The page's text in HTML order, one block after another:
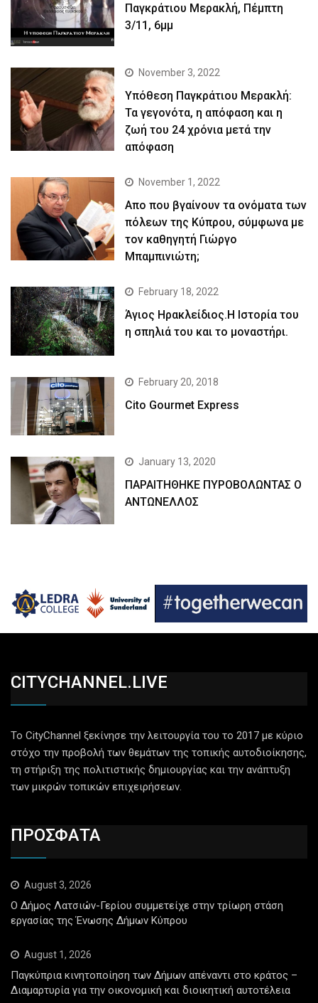
Παγκράτιου Μερακλή, Πέμπτη
3/11, 6μμ
November 3, 2022
Yπόθεση Παγκράτιου Μερακλή:
Τα γεγονότα, η απόφαση και η
ζωή του 24 χρόνια μετά την
απόφαση
November 1, 2022
Απο που βγαίνουν τα ονόματα των
πόλεων της Κύπρου, σύμφωνα με
τον καθηγητή Γιώργο
Μπαμπινιώτη;
February 18, 2022
Άγιος Ηρακλείδιος.Η Ιστορία του
η σπηλιά του και το μοναστήρι.
February 20, 2018
Cito Gourmet Express
January 13, 2020
ΠΑΡΑΙΤΗΘΗΚΕ ΠΥΡΟΒΟΛΩΝΤΑΣ Ο
ΑΝΤΩΝΕΛΛΟΣ
CITYCHANNEL.LIVE
Το CityChannel ξεκίνησε την λειτουργία του το 2017 με κύριο
στόχο την προβολή των θεμάτων της τοπικής αυτοδιοίκησης,
τη στήριξη της πολιτιστικής δημιουργίας και την ανάπτυξη
των μικρών τοπικών επιχειρήσεων.
ΠΡΟΣΦΑΤΑ
August 3, 2026
Ο Δήμος Λατσιών-Γερίου συμμετείχε στην τρίωρη στάση
εργασίας της Ένωσης Δήμων Κύπρου
August 1, 2026
Παγκύπρια κινητοποίηση των Δήμων απέναντι στο κράτος –
Διαμαρτυρία για την οικονομική και διοικητική αυτοτέλεια